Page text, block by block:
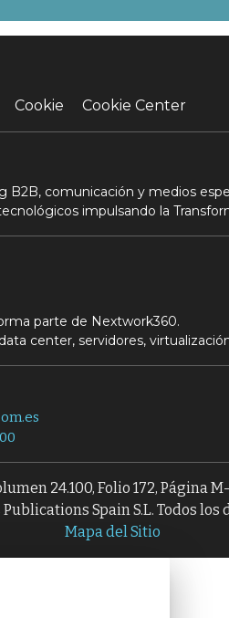
Cookie Cookie Center
B2B, comunicación y medios
impulsando la
parte de Nextwork360.
center, servidores,
24.100, Folio 172, Página
Spain S.L. Todos los
Mapa del Sitio